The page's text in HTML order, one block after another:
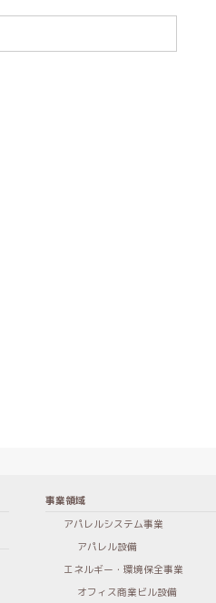
事業領域
アパレルシステム事業
アパレル設備
エネルギー・環境保全事業
オフィス商業ビル設備